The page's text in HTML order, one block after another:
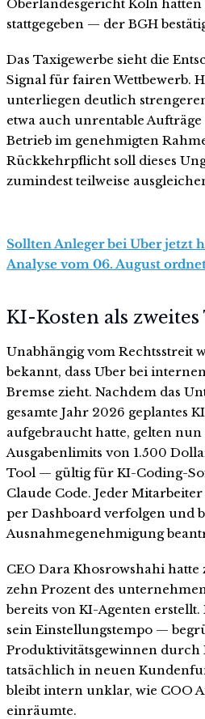
Oberlandesgericht Köln hatten
stattgegeben — der BGH
Das Taxigewerbe sieht die
Signal für fairen Wettbewerb.
unterliegen deutlich
etwa auch unrentable
Betrieb im genehmigten
Rückkehrpflicht soll dieses
zumindest teilweise
Sollten Anleger bei Uber jetzt
Analyse vom 06. August
KI-Kosten als
Unabhängig vom Rechtsstreit
bekannt, dass Uber bei
Bremse zieht. Nachdem das
gesamte Jahr 2026 geplantes
aufgebraucht hatte, gelten
Ausgabenlimits von 1.500
Tool — gültig für KI-Coding-
Claude Code. Jeder
per Dashboard verfolgen und
Ausnahmegenehmigung
CEO Dara Khosrowshahi
zehn Prozent des
bereits von KI-Agenten
sein Einstellungstempo —
Produktivitätsgewinnen durch
tatsächlich in neuen
bleibt intern unklar, wie COO
einräumte.